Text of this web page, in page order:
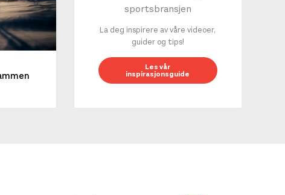
sportsbransjen
La deg inspirere av våre videoer,
guider og tips!
Les vår
inspirasjonsguide